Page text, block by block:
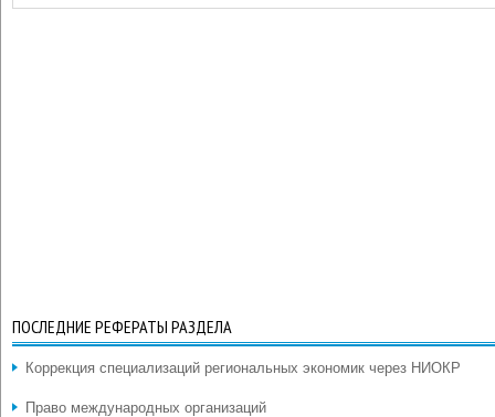
ПОСЛЕДНИЕ РЕФЕРАТЫ РАЗДЕЛА
Коррекция специализаций региональных экономик через НИОКР
Право международных организаций